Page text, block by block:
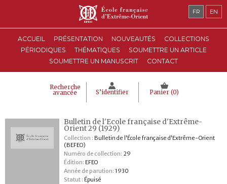
ACCUEIL PRÉSENTATION NOUVEAUTÉS
COLLECTIONS
PÉRIODIQUES
THÉMATIQUES
SOUMETTRE UN ARTICLE
SOUMETTRE UN MANUSCRIT
CONTACT
Recherche
avancée S’identifier Panier (0)
FR EN
Bulletin de l'Ecole française d'Extrême-
Orient 29 (1929)
Collection : Bulletin de l'École française d'Extrême-Orient
(BEFEO)
Numéro de collection: 29
Édition: EFEO
Année de parution: 1930
Statut : Épuisé